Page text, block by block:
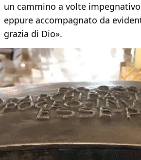
un cammino a volte
eppure accompagnato da
grazia di Dio».